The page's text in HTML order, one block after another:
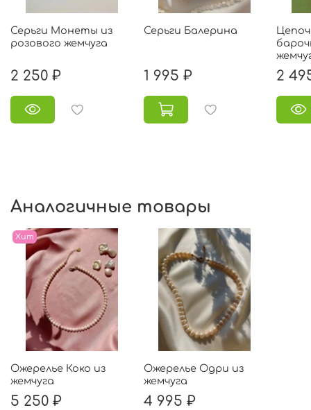
Серьги Монеты из
розового жемчуга
2 250 ₽
Серьги Балерина
1 995 ₽ 2
Аналогичные товары
Хит
Ожерелье Коко из
жемчуга
5 250 ₽
Ожерелье Одри из
жемчуга
4 995 ₽